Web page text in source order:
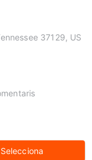
37129, US
Selecciona